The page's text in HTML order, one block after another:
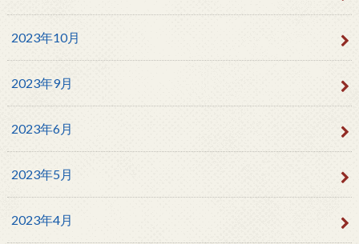
2023年10月
2023年9月
2023年6月
2023年5月
2023年4月